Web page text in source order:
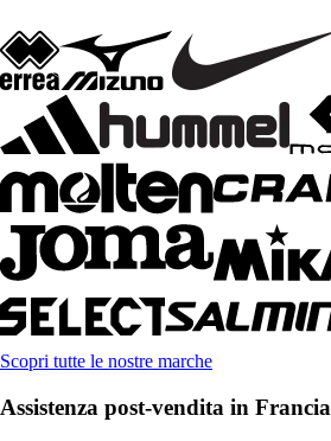
Scopri tutte le nostre marche
Assistenza post-vendita in Francia